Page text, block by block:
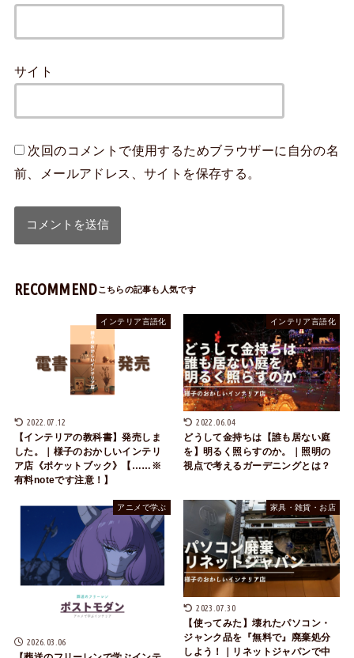
サイト
次回のコメントで使用するためブラウザーに自分の名
前、メールアドレス、サイトを保存する。
RECOMMEND
インテリア言語化
2022.07.12
【インテリアの教科書】発売しま
した。｜様子のおかしいインテリ
ア店《ポケットブック》【……※
有料noteです注意！】
インテリア言語化
2022.06.04
どうして金持ちは【誰も居ない庭
を】明るく照らすのか。｜照明の
視点で考えるガーデニングとは？
アニメで学ぶ
2026.03.06
家具・雑貨・お店
2023.07.30
【使ってみた】壊れたパソコン・
ジャンク品を『無料で』廃棄処分
しよう！｜リネットジャパンで中